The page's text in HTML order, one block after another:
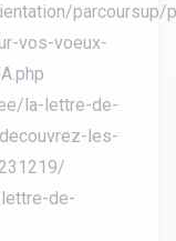
parcoursup/
vos-voeux-
la-lettre-de-
les-
de-